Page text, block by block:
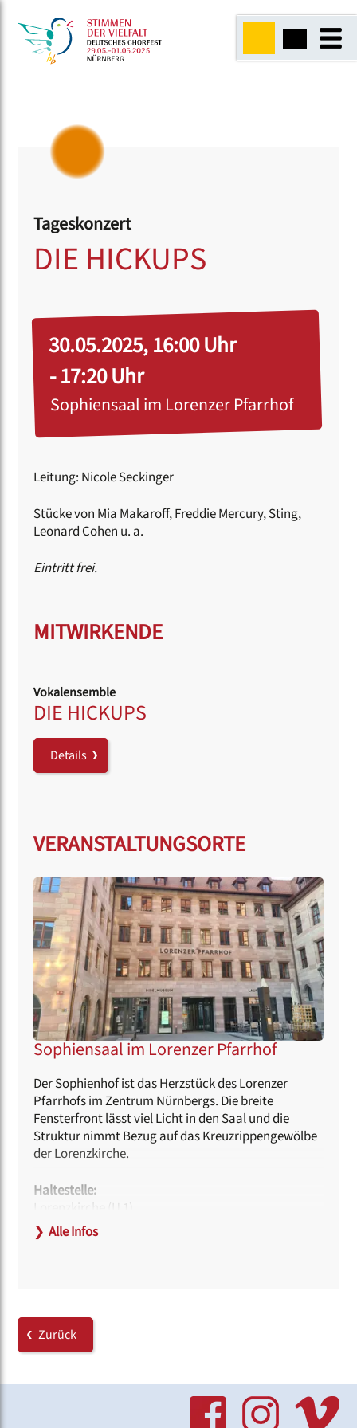
Tageskonzert
DIE HICKUPS
30.05.2025, 16:00 Uhr
- 17:20 Uhr
Sophiensaal im Lorenzer Pfarrhof
Leitung: Nicole Seckinger
Stücke von Mia Makaroff, Freddie Mercury, Sting,
Leonard Cohen u. a.
Eintritt frei.
MITWIRKENDE
Vokalensemble
DIE HICKUPS
Details
VERANSTALTUNGSORTE
Sophiensaal im Lorenzer Pfarrhof
Der Sophienhof ist das Herzstück des Lorenzer
Pfarrhofs im Zentrum Nürnbergs. Die breite
Fensterfront lässt viel Licht in den Saal und die
Struktur nimmt Bezug auf das Kreuzrippengewölbe
der Lorenzkirche.
Haltestelle:
Lorenzkirche (U 1)
Hinweise zur Barrierefreiheit:
einen Aufzug.
Behindertengerechte Toiletten sind vorhanden.
❯ Alle Infos
Zurück